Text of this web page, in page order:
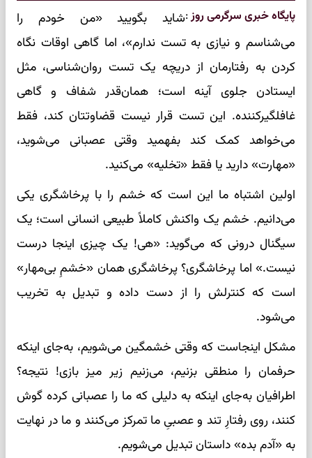
پایگاه خبری سرگرمی روز:شاید بگویید «من خودم را
می‌شناسم و نیازی به تست ندارم»، اما گاهی اوقات نگاه
کردن به رفتارمان از دریچه یک تست روان‌شناسی، مثل
ایستادن جلوی آینه است؛ همان‌قدر شفاف و گاهی
غافلگیرکننده. این تست قرار نیست قضاوتتان کند، فقط
می‌خواهد کمک کند بفهمید وقتی عصبانی می‌شوید،
«مهارت» دارید یا فقط «تخلیه» می‌کنید.
اولین اشتباه ما این است که خشم را با پرخاشگری یکی
می‌دانیم. خشم یک واکنش کاملاً طبیعی انسانی است؛ یک
سیگنال درونی که می‌گوید: «هی! یک چیزی اینجا درست
نیست.» اما پرخاشگری؟ پرخاشگری همان «خشمِ بی‌مهار»
است که کنترلش را از دست داده و تبدیل به تخریب
می‌شود.
مشکل اینجاست که وقتی خشمگین می‌شویم، به‌جای اینکه
حرفمان را منطقی بزنیم، می‌زنیم زیر میز بازی! نتیجه؟
اطرافیان به‌جای اینکه به دلیلی که ما را عصبانی کرده گوش
کنند، روی رفتارِ تند و عصبیِ ما تمرکز می‌کنند و ما در نهایت
به «آدم بده» داستان تبدیل می‌شویم.